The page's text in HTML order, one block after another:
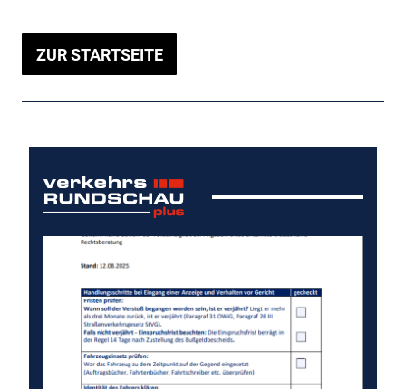
ZUR STARTSEITE